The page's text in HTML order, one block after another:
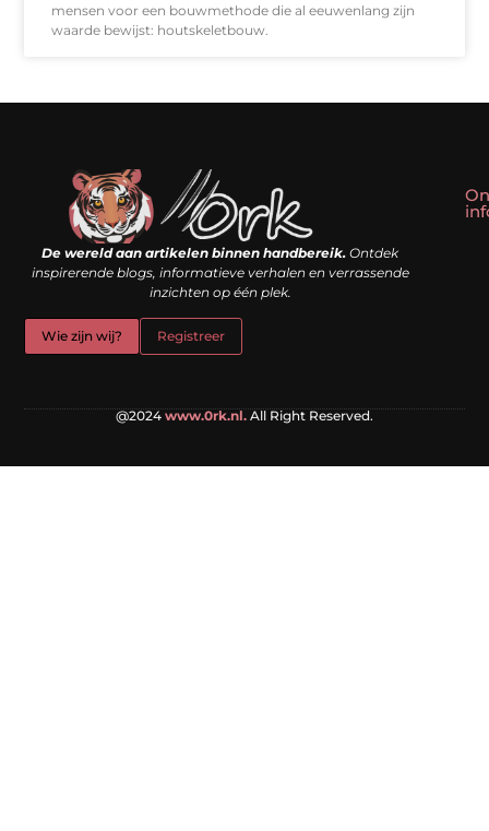
mensen voor een bouwmethode die al eeuwenlang zijn
waarde bewijst: houtskeletbouw.
De wereld aan artikelen binnen handbereik. Ontdek
inspirerende blogs, informatieve verhalen en verrassende
inzichten op één plek.
Wie zijn wij? Registreer
@2024 www.0rk.nl. All Right Reserved.